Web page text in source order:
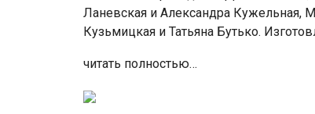
Ланевская и Александра Кужельная,
Кузьмицкая и Татьяна Бутько.
читать полностью…